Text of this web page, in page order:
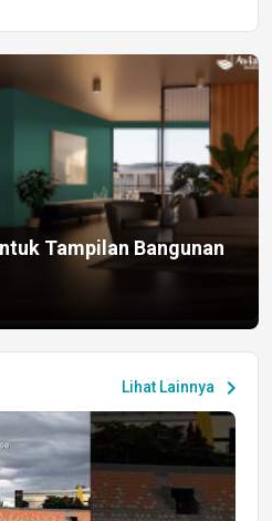
Tampilan Bangunan
Lihat Lainnya chevron_right